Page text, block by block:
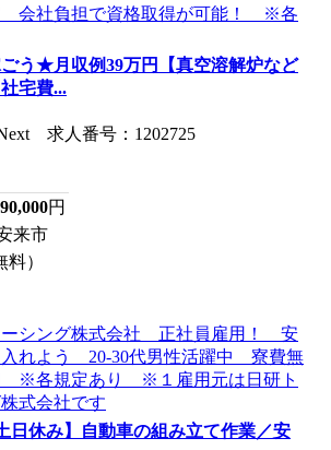
う★月収例39万円【真空溶解炉など
宅費...
求人番号：1202725
円
来市
）
日休み】自動車の組み立て作業／安